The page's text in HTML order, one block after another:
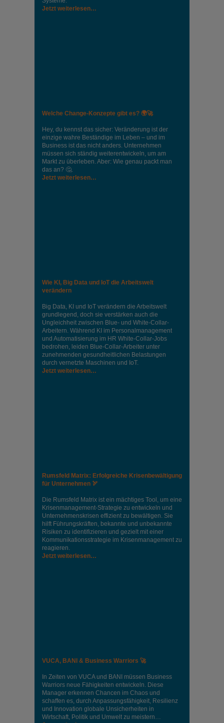
Jetzt weiterlesen…
Welche Change-Konzepte gibt es? 🌍🚀
Hey, du kennst das sicher: Veränderung ist der
einzige wahre Beständige im Leben – und im
Business ist das nicht anders. Unternehmen
müssen sich ständig weiterentwickeln, um am
Markt zu überleben. Aber: Wie genau packt man
das an? 🤔.
Jetzt weiterlesen…
Wie KI, Big Data und IoT die Arbeitswelt
verändern
Big Data, KI und IoT verändern die Arbeitswelt
grundlegend, doch sie verstärken auch die
Ungleichheit zwischen Blue- und White-Collar-
Arbeitern. Während KI im Personalmanagement
und Automatisierung im HR White-Collar-Jobs
bedrohen, leiden Blue-Collar-Arbeiter unter
zunehmenden gesundheitlichen Belastungen
durch vernetzte Maschinen und IoT.
Jetzt weiterlesen…
Rumsfeld Matrix: Erfolgreiche Krisenbewältigung
für Unternehmen 🏹
Die Rumsfeld Matrix ist ein mächtiges Tool, um eine
Krisenmanagement-Strategie zu entwickeln und
Unternehmenskrisen effizient zu bewältigen. Sie
hilft Führungskräften, bekannte und unbekannte
Risiken zu identifizieren und gezielt mit einer
Kommunikationsstrategie im Krisenmanagement zu
reagieren.
Jetzt weiterlesen…
VUCA, BANI & Business Warriors 🚀
In Zeiten von VUCA und BANI müssen Business
Warriors neue Fähigkeiten entwickeln. Diese
Manager erkennen Chancen im Chaos und
schaffen es, durch Anpassungsfähigkeit, Resilienz
und Innovation globale Unsicherheiten in
Wirtschaft, Politik und Umwelt zu meistern…